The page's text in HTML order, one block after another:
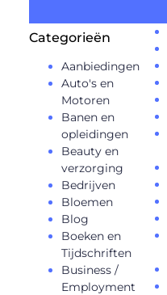
Categorieën
Aanbiedingen
Auto's en
Motoren
Banen en
opleidingen
Beauty en
verzorging
Bedrijven
Bloemen
Blog
Boeken en
Tijdschriften
Business /
Employment